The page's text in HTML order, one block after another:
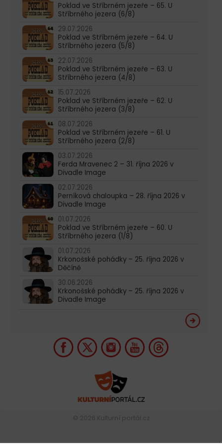
Poklad ve Stříbrném jezeře – 65. U
Stříbrného jezera (6/8)
29.07.2026
Poklad ve Stříbrném jezeře – 64. U
Stříbrného jezera (5/8)
22.07.2026
Poklad ve Stříbrném jezeře – 63. U
Stříbrného jezera (4/8)
15.07.2026
Poklad ve Stříbrném jezeře – 62. U
Stříbrného jezera (3/8)
08.07.2026
Poklad ve Stříbrném jezeře – 61. U
Stříbrného jezera (2/8)
03.07.2026
Ferda Mravenec 2 – 31. října 2026 v
Divadle Image
02.07.2026
Perníková chaloupka – 28. října 2026 v
Divadle Image
01.07.2026
Poklad ve Stříbrném jezeře – 60. U
Stříbrného jezera (1/8)
01.07.2026
Krkonošské pohádky – 25. října 2026 v
Děčíně
30.06.2026
Krkonošské pohádky – 25. října 2026 v
Divadle Image
© 2026 Kulturní portál.cz